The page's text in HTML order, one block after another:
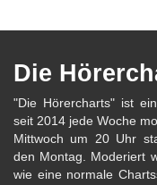
Die
"Die Hörercharts" ist
seit 2014 jede Woche
Mittwoch um 20 Uhr
den Montag. Moderiert
wie eine normale